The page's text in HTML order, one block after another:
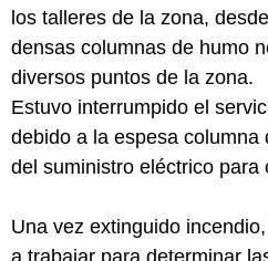
los talleres de la zona,
densas columnas de humo
diversos puntos de la zona.
Estuvo interrumpido el
debido a la espesa
del suministro eléctrico para
Una vez extinguido
a trabajar para determinar